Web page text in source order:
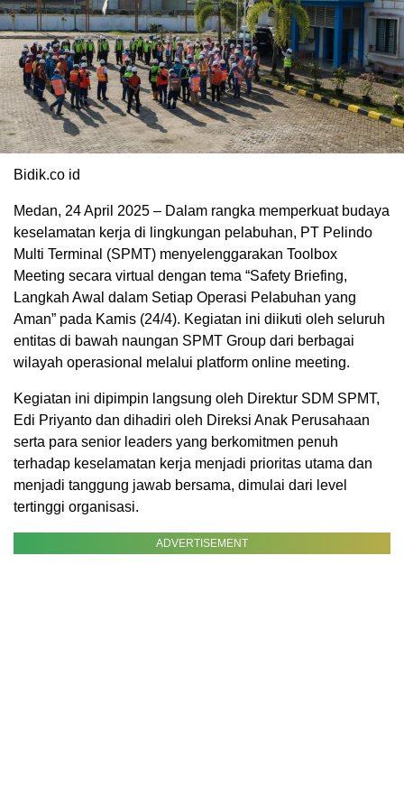
Bidik.co id
Medan, 24 April 2025 – Dalam rangka memperkuat budaya
keselamatan kerja di lingkungan pelabuhan, PT Pelindo
Multi Terminal (SPMT) menyelenggarakan Toolbox
Meeting secara virtual dengan tema “Safety Briefing,
Langkah Awal dalam Setiap Operasi Pelabuhan yang
Aman” pada Kamis (24/4). Kegiatan ini diikuti oleh seluruh
entitas di bawah naungan SPMT Group dari berbagai
wilayah operasional melalui platform online meeting.
Kegiatan ini dipimpin langsung oleh Direktur SDM SPMT,
Edi Priyanto dan dihadiri oleh Direksi Anak Perusahaan
serta para senior leaders yang berkomitmen penuh
terhadap keselamatan kerja menjadi prioritas utama dan
menjadi tanggung jawab bersama, dimulai dari level
tertinggi organisasi.
ADVERTISEMENT